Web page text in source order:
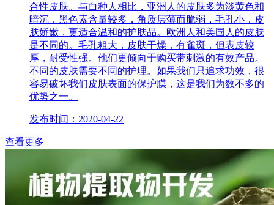
合性皮肤。与白种人相比，亚洲人的皮肤多为淡黄色和
暗沉，黑色素含量较多，角质层薄而脆弱，毛孔小，皮
肤娇嫩，更适合温和的护肤品。欧洲人和美国人的皮肤
是不同的。毛孔粗大，皮肤干燥，有雀斑，但表皮较
厚，耐受性强。他们更倾向于购买带刺激的有效产品。
不同的皮肤需要不同的护理。如果我们只追求功效，很
容易破坏我们皮肤表面的保护膜，这是我们为数不多的
优势之一。
发布时间：2020-04-22
查看更多